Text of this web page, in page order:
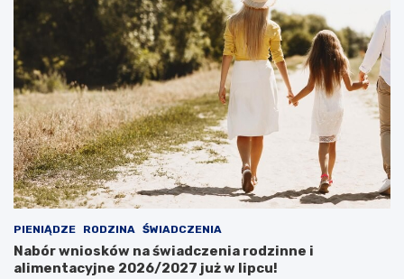
PIENIĄDZE RODZINA ŚWIADCZENIA
Nabór wniosków na świadczenia rodzinne i
alimentacyjne 2026/2027 już w lipcu!